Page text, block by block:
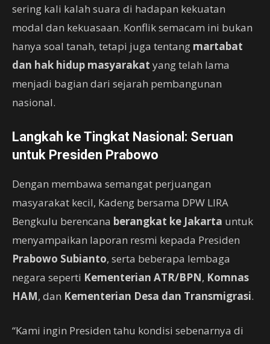
sering kali kalah suara di hadapan kekuatan
modal dan kekuasaan. Konflik semacam ini bukan
hanya soal tanah, tetapi juga tentang martabat
dan hak hidup masyarakat yang telah lama
menjadi bagian dari sejarah pembangunan
nasional.
Langkah ke Tingkat Nasional: Seruan
untuk Presiden Prabowo
Dengan membawa semangat perjuangan
masyarakat kecil, Kadeng bersama DPW LIRA
Bengkulu berencana berangkat ke Jakarta untuk
menyampaikan laporan resmi kepada Presiden
Prabowo Subianto, serta beberapa lembaga
negara seperti Kementerian ATR/BPN, Komnas
HAM, dan Kementerian Desa dan Transmigrasi.
“Kami ingin Presiden tahu kondisi sebenarnya di